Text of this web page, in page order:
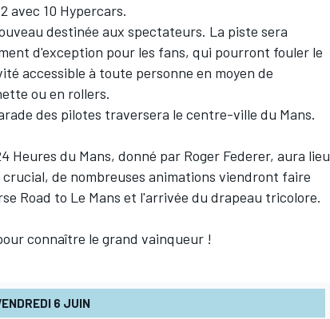
avec 10 Hypercars.
destinée aux spectateurs. La piste sera
d'exception pour les fans, qui pourront fouler le
accessible à toute personne en moyen de
ou en rollers.
des pilotes traversera le centre-ville du Mans.
Heures du Mans, donné par Roger Federer, aura lieu
de nombreuses animations viendront faire
Road to Le Mans et l'arrivée du drapeau tricolore.
connaître le grand vainqueur !
6 JUIN